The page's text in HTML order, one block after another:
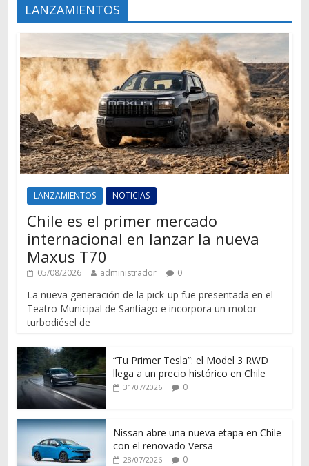
LANZAMIENTOS
LANZAMIENTOS NOTICIAS
Chile es el primer mercado
internacional en lanzar la nueva
Maxus T70
05/08/2026 administrador 0
La nueva generación de la pick-up fue presentada en el
Teatro Municipal de Santiago e incorpora un motor
turbodiésel de
“Tu Primer Tesla”: el Model 3 RWD
llega a un precio histórico en Chile
31/07/2026 0
Nissan abre una nueva etapa en Chile
con el renovado Versa
28/07/2026 0